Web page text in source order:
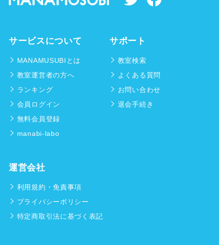
サービスについて
MANAMUSUBIとは
教室運営者の方へ
ランキング
会員ログイン
無料会員登録
manabi-labo
サポート
教室検索
よくある質問
お問い合わせ
退会手続き
運営会社
利用規約・免責事項
プライバシーポリシー
特定商取引法に基づく表記